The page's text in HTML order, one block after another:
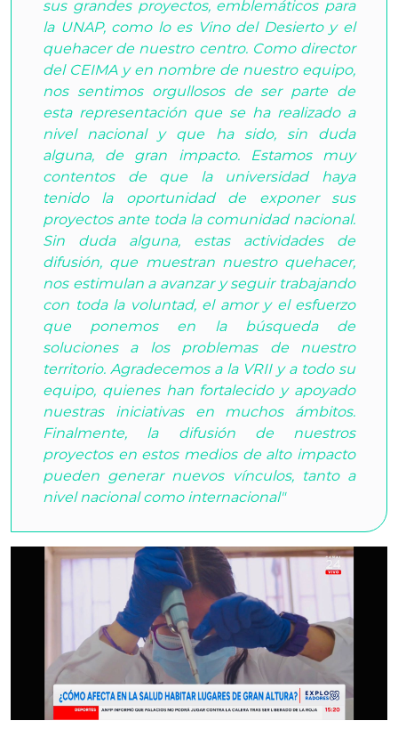
sus grandes proyectos, emblemáticos para
la UNAP, como lo es Vino del Desierto y el
quehacer de nuestro centro. Como director
del CEIMA y en nombre de nuestro equipo,
nos sentimos orgullosos de ser parte de
esta representación que se ha realizado a
nivel nacional y que ha sido, sin duda
alguna, de gran impacto. Estamos muy
contentos de que la universidad haya
tenido la oportunidad de exponer sus
proyectos ante toda la comunidad nacional.
Sin duda alguna, estas actividades de
difusión, que muestran nuestro quehacer,
nos estimulan a avanzar y seguir trabajando
con toda la voluntad, el amor y el esfuerzo
que ponemos en la búsqueda de
soluciones a los problemas de nuestro
territorio. Agradecemos a la VRII y a todo su
equipo, quienes han fortalecido y apoyado
nuestras iniciativas en muchos ámbitos.
Finalmente, la difusión de nuestros
proyectos en estos medios de alto impacto
pueden generar nuevos vínculos, tanto a
nivel nacional como internacional"